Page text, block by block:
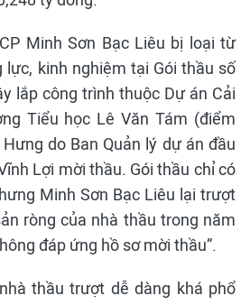
Minh Sơn Bạc Liêu bị loại từ
lực, kinh nghiệm tại Gói thầu số
lắp công trình thuộc Dự án Cải
Tiểu học Lê Văn Tám (điểm
do Ban Quản lý dự án đầu
Lợi mời thầu. Gói thầu chỉ có
Minh Sơn Bạc Liêu lại trượt
ròng của nhà thầu trong năm
đáp ứng hồ sơ mời thầu”.
thầu trượt dễ dàng khá phổ